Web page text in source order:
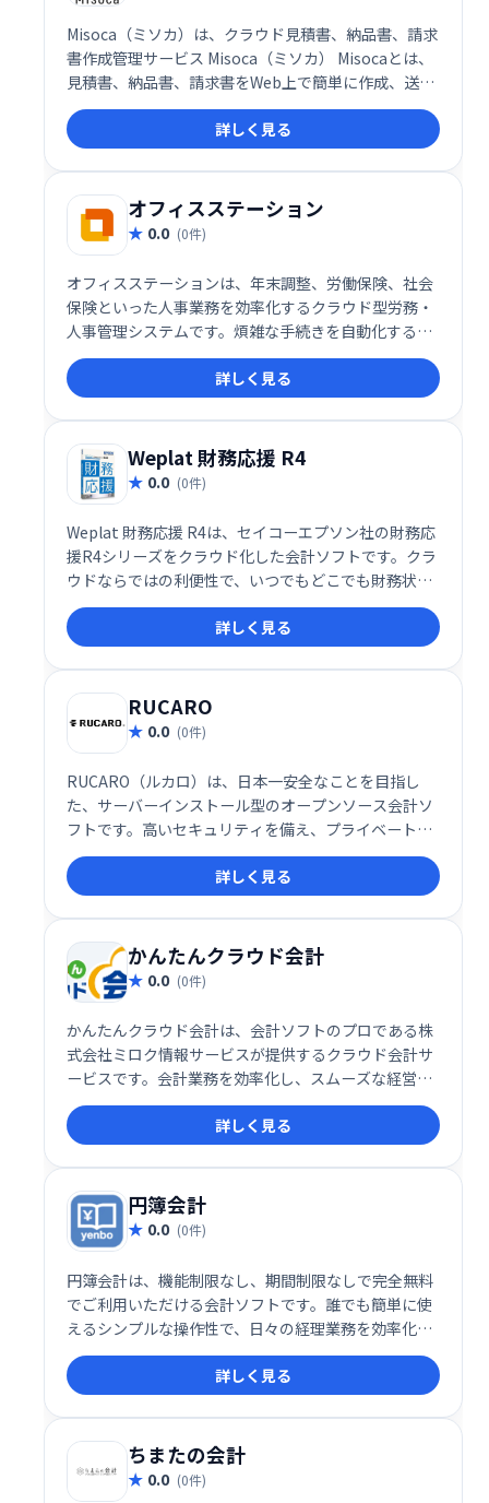
Misoca（ミソカ）は、クラウド見積書、納品書、請求
書作成管理サービス Misoca（ミソカ） Misocaとは、
見積書、納品書、請求書をWeb上で簡単に作成、送
付、管理できる 弥生のクラウドサービスです。
詳しく見る
オフィスステーション
0.0 (0件)
オフィスステーションは、年末調整、労働保険、社会
保険といった人事業務を効率化するクラウド型労務・
人事管理システムです。煩雑な手続きを自動化するこ
とで、業務時間の大幅な短縮とコスト削減を実現しま
す。人事担当者の負担を軽減し、業務の効率化をサポ
ートします。
詳しく見る
Weplat 財務応援 R4
0.0 (0件)
Weplat 財務応援 R4は、セイコーエプソン社の財務応
援R4シリーズをクラウド化した会計ソフトです。クラ
ウドならではの利便性で、いつでもどこでも財務状況
を把握できます。
詳しく見る
RUCARO
0.0 (0件)
RUCARO（ルカロ）は、日本一安全なことを目指し
た、サーバーインストール型のオープンソース会計ソ
フトです。高いセキュリティを備え、プライベートク
ラウド環境で安心してご利用いただけます。 導入によ
る業務効率化やコスト削減を実現し、企業の財務管理
を強力にサポートします。
詳しく見る
かんたんクラウド会計
0.0 (0件)
かんたんクラウド会計は、会計ソフトのプロである株
式会社ミロク情報サービスが提供するクラウド会計サ
ービスです。会計業務を効率化し、スムーズな経営管
理を支援します。
詳しく見る
円簿会計
0.0 (0件)
円簿会計は、機能制限なし、期間制限なしで完全無料
でご利用いただける会計ソフトです。誰でも簡単に使
えるシンプルな操作性で、日々の経理業務を効率化し
ます。無料ながらも高機能な会計管理を実現し、中小
企業や個人事業主の皆様を強力にサポートします。
詳しく見る
ちまたの会計
0.0 (0件)